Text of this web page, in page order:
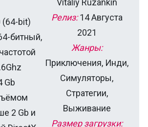
(64-bit)
битный,
Gb
2 Gb и
Релиз:14 Августа
2021
Жанры:
Приключения, Инди,
Симуляторы,
Стратегии,
Выживание
Размер загрузки: